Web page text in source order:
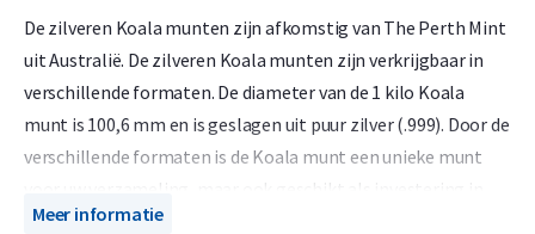
De zilveren Koala munten zijn afkomstig van The Perth Mint
uit Australië. De zilveren Koala munten zijn verkrijgbaar in
verschillende formaten. De diameter van de 1 kilo Koala
munt is 100,6 mm en is geslagen uit puur zilver (.999). Door de
verschillende formaten is de Koala munt een unieke munt
voor uw verzameling, maar ook geschikt als investering in
fysiek zilver. De zilveren Kaola munt wordt elk jaar opnieuw
Meer informatie